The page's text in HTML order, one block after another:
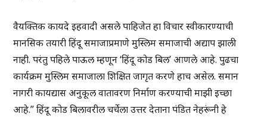
वैयक्तिक कायदे इहवादी असले पाहिजेत हा विचार स्वीकारण्याची
मानसिक तयारी हिंदू समाजाप्रमाणे मुस्लिम समाजाची अद्याप झाली
नाही. परंतु पहिले पाऊल म्हणून ‘हिंदू कोड बिल’ आणले आहे. पुढचा
कार्यक्रम मुस्लिम समाजाला शिक्षित जागृत करणे हाच असेल. समान
नागरी कायद्यास अनुकूल वातावरण निर्माण करण्याची माझी इच्छा
आहे.” हिंदू कोड बिलावरील चर्चेला उत्तर देताना पंडित नेहरूंनी हे